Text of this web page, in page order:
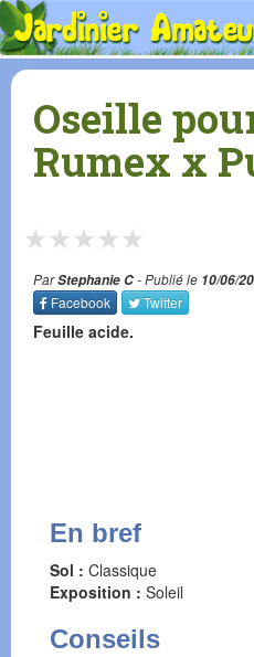
Oseille
Rumex x
★
★
★
★
★
ParStephanie C- Publié le 10/06/
Facebook
Twitter
Feuille acide.
En bref
Sol : Classique
Exposition : Soleil
Conseils